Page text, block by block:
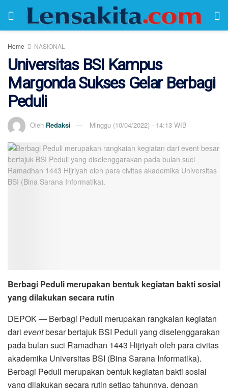
Home NASIONAL
Universitas BSI Kampus
Margonda Sukses Gelar Berbagi
Peduli
Oleh Redaksi Minggu (10/04/2022) - 14:13 WIB
Berbagi Peduli merupakan bentuk kegiatan bakti sosial
yang dilakukan secara rutin
DEPOK — Berbagi Peduli merupakan rangkaian kegiatan
dari eventbesar bertajuk BSI Peduli yang diselenggarakan
pada bulan suci Ramadhan 1443 Hijriyah oleh para civitas
akademika Universitas BSI (Bina Sarana Informatika).
Berbagi Peduli merupakan bentuk kegiatan bakti sosial
yang dilakukan secara rutin setiap tahunnya, dengan